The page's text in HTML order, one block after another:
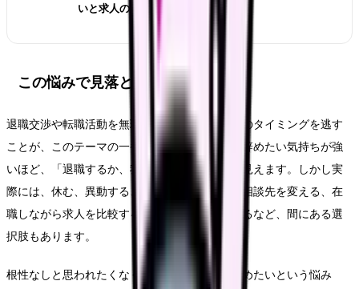
いと求人の見方
この悩みで見落としやすいリスク
退職交渉や転職活動を無理に進め、休養や受診のタイミングを逃す
ことが、このテーマの一番大きなリスクです。辞めたい気持ちが強
いほど、「退職するか、我慢するか」の二択に見えます。しかし実
際には、休む、異動する、勤務形態を変える、相談先を変える、在
職しながら求人を比較する、退職時期を調整するなど、間にある選
択肢もあります。
根性なしと思われたくなくて辞められないで辞めたいという悩み